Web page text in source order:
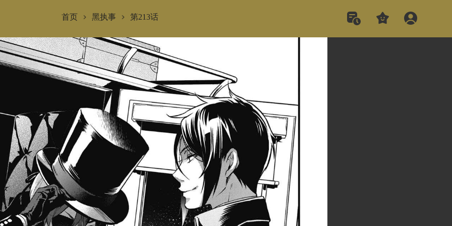
首页 黑执事 第213话